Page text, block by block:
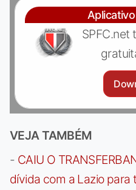
SPFC.net
VEJA TAMBÉM
- CAIU O
dívida com a Lazio para